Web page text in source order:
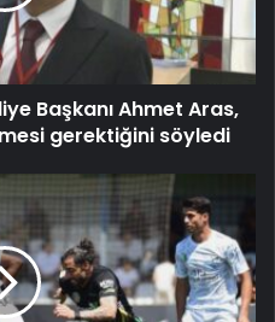
Başkanı Ahmet Aras,
gerektiğini söyledi